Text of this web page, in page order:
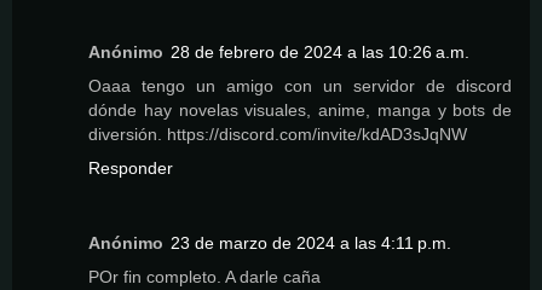
Anónimo 28 de febrero de 2024 a las 10:26 a.m.
Oaaa tengo un amigo con un servidor de discord
dónde hay novelas visuales, anime, manga y bots de
diversión. https://discord.com/invite/kdAD3sJqNW
Responder
Anónimo 23 de marzo de 2024 a las 4:11 p.m.
POr fin completo. A darle caña